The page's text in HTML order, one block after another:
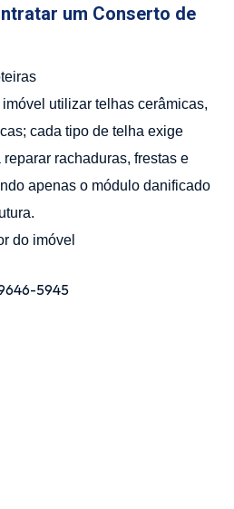
um Conserto de
utilizar telhas cerâmicas,
cada tipo de telha exige
rachaduras, frestas e
apenas o módulo danificado
do imóvel
5945